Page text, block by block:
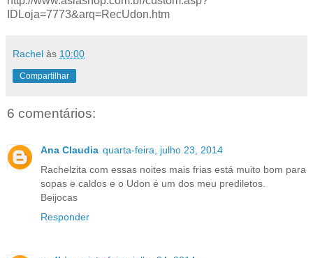
IDLoja=7773&arq=RecUdon.htm
Rachel às 10:00
Compartilhar
6 comentários:
Ana Claudia quarta-feira, julho 23, 2014
Rachelzita com essas noites mais frias está muito bom para
sopas e caldos e o Udon é um dos meu prediletos.
Beijocas
Responder